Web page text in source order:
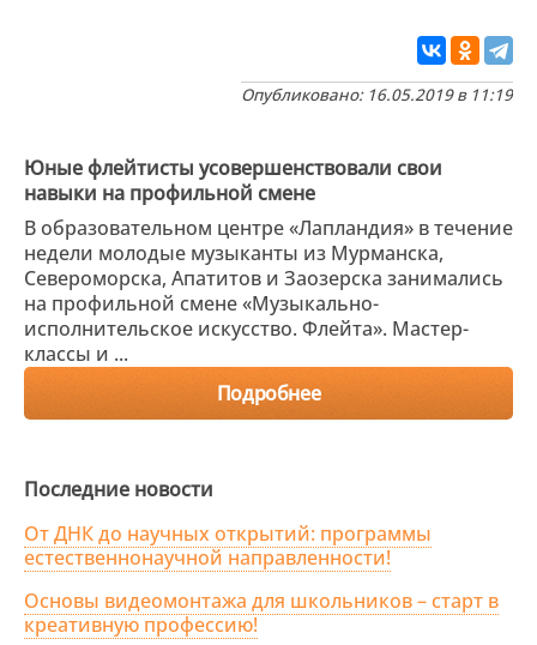
Опубликовано: 16.05.2019 в 11:19
Юные флейтисты усовершенствовали свои
навыки на профильной смене
В образовательном центре «Лапландия» в течение
недели молодые музыканты из Мурманска,
Североморска, Апатитов и Заозерска занимались
на профильной смене «Музыкально-
исполнительское искусство. Флейта». Мастер-
классы и ...
Подробнее
Последние новости
От ДНК до научных открытий: программы
естественнонаучной направленности!
Основы видеомонтажа для школьников – старт в
креативную профессию!